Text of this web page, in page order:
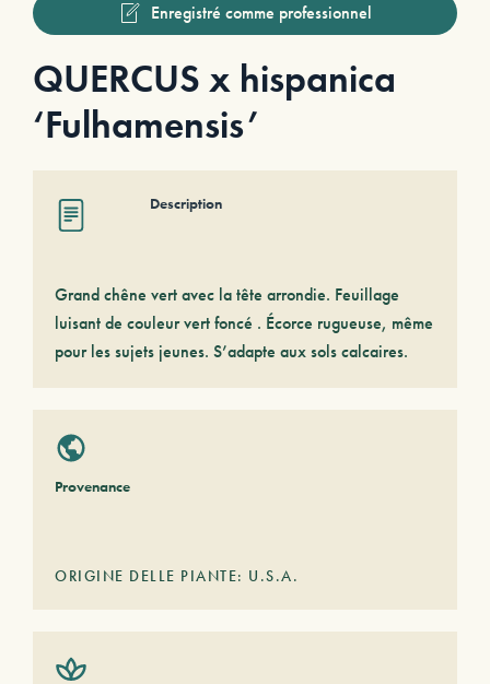
Enregistré comme professionnel
QUERCUS x hispanica
‘Fulhamensis’
Description
Grand chêne vert avec la tête arrondie. Feuillage
luisant de couleur vert foncé . Écorce rugueuse, même
pour les sujets jeunes. S’adapte aux sols calcaires.
Provenance
ORIGINE DELLE PIANTE: U.S.A.